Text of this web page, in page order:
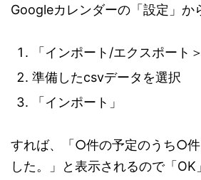
Googleカレンダーの「設定」か
「インポート/エクスポート
準備したcsvデータを選択
「インポート」
すれば、「○件の予定のうち○件
した。」と表示されるので「OK